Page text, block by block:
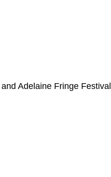
Adelaine Fringe Festival